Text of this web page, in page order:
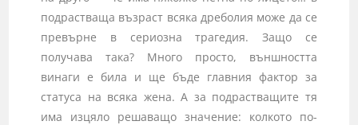
подрастваща възраст всяка дреболия може да се
превърне в сериозна трагедия. Защо се
получава така? Много просто, външността
винаги е била и ще бъде главния фактор за
статуса на всяка жена. А за подрастващите тя
има изцяло решаващо значение: колкото по-